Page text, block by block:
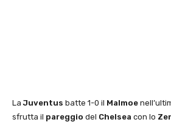
LaJuventus batte 1-0 il Malmoe
sfrutta il pareggio del Chelsea con lo